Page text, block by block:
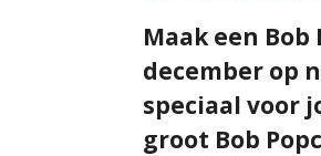
Maak een
december op
speciaal voor
groot Bob